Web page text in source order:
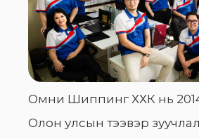
Омни Шиппинг ХХК нь
Олон улсын тээвэр